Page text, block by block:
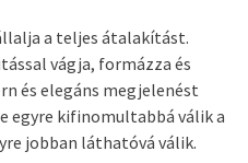
a teljes átalakítást.
vágja, formázza és
és elegáns megjelenést
egyre kifinomultabbá válik a
jobban láthatóvá válik.